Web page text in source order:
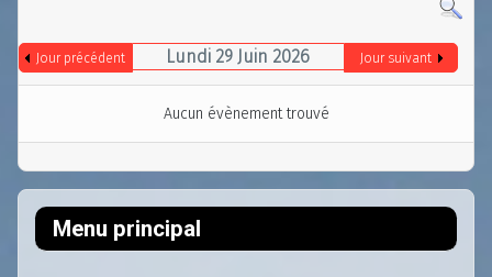
Jour précédent Lundi 29 Juin 2026 Jour suivant
Aucun évènement trouvé
Menu principal